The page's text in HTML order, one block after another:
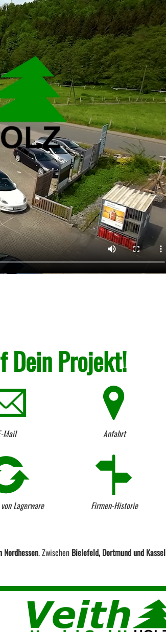
Dein Projekt!
Mail Anfahrt
Lagerware Firmen-Historie
. Zwischen Bielefeld, Dortmund und Kassel